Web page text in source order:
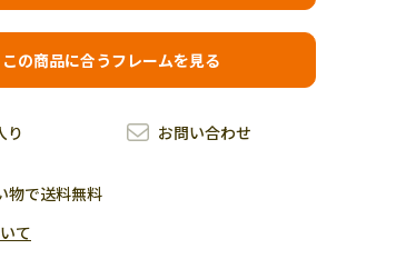
この商品に合うフレームを見る
お問い合わせ
り
物で送料無料
て